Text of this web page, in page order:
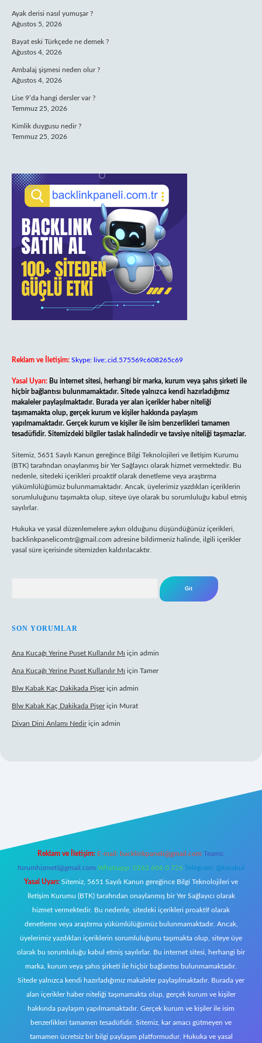
Ayak derisi nasıl yumuşar ?
Ağustos 5, 2026
Bayat eski Türkçede ne demek ?
Ağustos 4, 2026
Ambalaj şişmesi neden olur ?
Ağustos 4, 2026
Lise 9’da hangi dersler var ?
Temmuz 25, 2026
Kimlik duygusu nedir ?
Temmuz 25, 2026
Reklam ve İletişim: Skype: live:.cid.575569c608265c69
Yasal Uyarı: Bu internet sitesi, herhangi bir marka, kurum veya şahıs şirketi ile
hiçbir bağlantısı bulunmamaktadır. Sitede yalnızca kendi hazırladığımız
makaleler paylaşılmaktadır. Burada yer alan içerikler haber niteliği
taşımamakta olup, gerçek kurum ve kişiler hakkında paylaşım
yapılmamaktadır. Gerçek kurum ve kişiler ile isim benzerlikleri tamamen
tesadüfidir. Sitemizdeki bilgiler taslak halindedir ve tavsiye niteliği taşımazlar.
Sitemiz, 5651 Sayılı Kanun gereğince Bilgi Teknolojileri ve İletişim Kurumu
(BTK) tarafından onaylanmış bir Yer Sağlayıcı olarak hizmet vermektedir. Bu
nedenle, sitedeki içerikleri proaktif olarak denetleme veya araştırma
yükümlülüğümüz bulunmamaktadır. Ancak, üyelerimiz yazdıkları içeriklerin
sorumluluğunu taşımakta olup, siteye üye olarak bu sorumluluğu kabul etmiş
sayılırlar.
Hukuka ve yasal düzenlemelere aykırı olduğunu düşündüğünüz içerikleri,
backlinkpanelicomtr@gmail.com adresine bildirmeniz halinde, ilgili içerikler
yasal süre içerisinde sitemizden kaldırılacaktır.
SON YORUMLAR
Ana Kucağı Yerine Puset Kullanılır Mı için admin
Ana Kucağı Yerine Puset Kullanılır Mı için Tamer
Blw Kabak Kaç Dakikada Pişeriçin admin
Blw Kabak Kaç Dakikada Pişeriçin Murat
Divan Dini Anlamı Nediriçin admin
Reklam ve İletişim: E-mail: backlinkpaneli@gmail.com Teams:
forumhizmeti@gmail.com Whatsapp: 0262 606 0 726 Telegram: @karabul
Yasal Uyarı: Sitemiz, 5651 Sayılı Kanun gereğince Bilgi Teknolojileri ve
İletişim Kurumu (BTK) tarafından onaylanmış bir Yer Sağlayıcı olarak
hizmet vermektedir. Bu nedenle, sitedeki içerikleri proaktif olarak
denetleme veya araştırma yükümlülüğümüz bulunmamaktadır. Ancak,
üyelerimiz yazdıkları içeriklerin sorumluluğunu taşımakta olup, siteye üye
olarak bu sorumluluğu kabul etmiş sayılırlar. Bu internet sitesi, herhangi bir
marka, kurum veya şahıs şirketi ile hiçbir bağlantısı bulunmamaktadır.
Sitede yalnızca kendi hazırladığımız makaleler paylaşılmaktadır. Burada yer
alan içerikler haber niteliği taşımamakta olup, gerçek kurum ve kişiler
hakkında paylaşım yapılmamaktadır. Gerçek kurum ve kişiler ile isim
benzerlikleri tamamen tesadüfidir. Sitemiz, kar amacı gütmeyen ve
tamamen ücretsiz bir bilgi paylaşım platformudur. Hukuka ve yasal